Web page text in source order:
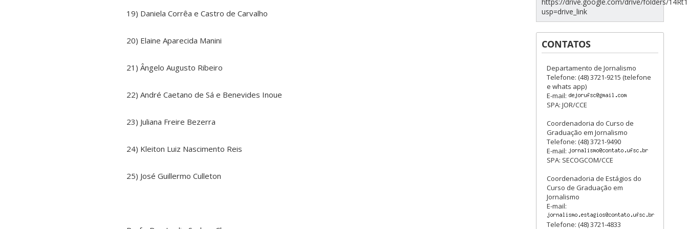
19) Daniela Corrêa e Castro de Carvalho
20) Elaine Aparecida Manini
21) Ângelo Augusto Ribeiro
22) André Caetano de Sá e Benevides Inoue
23) Juliana Freire Bezerra
24) Kleiton Luiz Nascimento Reis
25) José Guillermo Culleton
usp=drive_link
CONTATOS
Departamento de Jornalismo
Telefone: (48) 3721-9215 (telefone
e whats app)
E-mail:
SPA: JOR/CCE
Coordenadoria do Curso de
Graduação em Jornalismo
Telefone: (48) 3721-9490
E-mail:
SPA: SECOGCOM/CCE
Coordenadoria de Estágios do
Curso de Graduação em
Jornalismo
E-mail:
Telefone: (48) 3721-4833